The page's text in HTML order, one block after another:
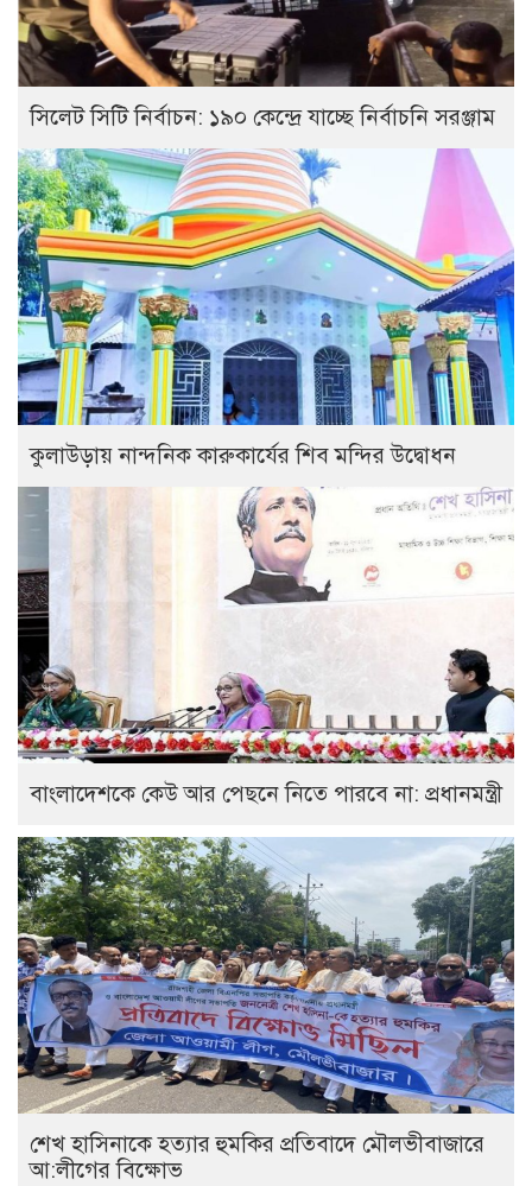
সিলেট সিটি নির্বাচন: ১৯০ কেন্দ্রে যাচ্ছে নির্বাচনি সরঞ্জাম
কুলাউড়ায় নান্দনিক কারুকার্যের শিব মন্দির উদ্বোধন
বাংলাদেশকে কেউ আর পেছনে নিতে পারবে না: প্রধানমন্ত্রী
শেখ হাসিনাকে হত্যার হুমকির প্রতিবাদে মৌলভীবাজারে
আ:লীগের বিক্ষোভ